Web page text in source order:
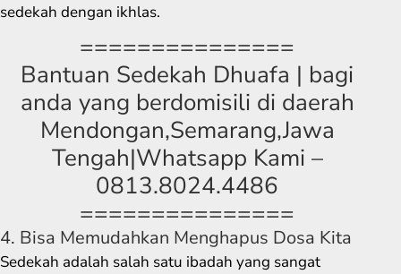
sedekah dengan ikhlas.
===============
Bantuan Sedekah Dhuafa | bagi
anda yang berdomisili di daerah
Mendongan,Semarang,Jawa
Tengah|Whatsapp Kami –
0813.8024.4486
===============
4. Bisa Memudahkan Menghapus Dosa Kita
Sedekah adalah salah satu ibadah yang sangat